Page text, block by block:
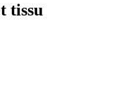
tissu